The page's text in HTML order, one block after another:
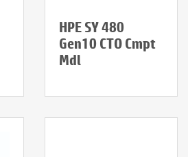
HPE SY 480
Gen10 CTO Cmpt
Mdl